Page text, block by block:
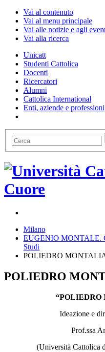
Vai al contenuto
Vai al menu principale
Vai alle notizie e agli
Vai alla ricerca
Unicatt
Studenti Cattolica
Docenti
Ricercatori
Alumni
Cattolica International
Enti, aziende e professioni
Milano
EUGENIO MONTALE.
Studi
POLIEDRO
POLIEDRO
“POLIEDRO
Ideazione e
Prof.ssa
(Università Cattolica